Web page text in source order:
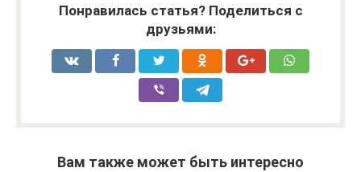
Понравилась статья? Поделиться с
друзьями:
Вам также может быть интересно